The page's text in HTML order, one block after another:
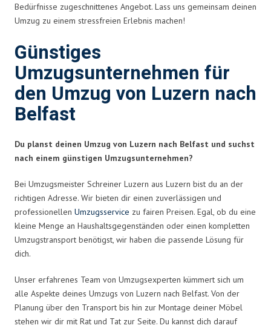
Bedürfnisse zugeschnittenes Angebot. Lass uns gemeinsam deinen
Umzug zu einem stressfreien Erlebnis machen!
Günstiges
Umzugsunternehmen für
den Umzug von Luzern nach
Belfast
Du planst deinen Umzug von Luzern nach Belfast und suchst
nach einem günstigen Umzugsunternehmen?
Bei Umzugsmeister Schreiner Luzern aus Luzern bist du an der
richtigen Adresse. Wir bieten dir einen zuverlässigen und
professionellen Umzugsservice zu fairen Preisen. Egal, ob du eine
kleine Menge an Haushaltsgegenständen oder einen kompletten
Umzugstransport benötigst, wir haben die passende Lösung für
dich.
Unser erfahrenes Team von Umzugsexperten kümmert sich um
alle Aspekte deines Umzugs von Luzern nach Belfast. Von der
Planung über den Transport bis hin zur Montage deiner Möbel
stehen wir dir mit Rat und Tat zur Seite. Du kannst dich darauf